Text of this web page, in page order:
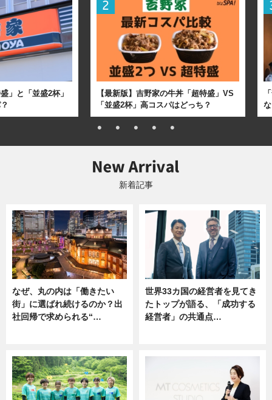
」と「並盛2杯」
【最新版】吉野家の牛丼「超特盛」VS
「並盛2杯」高コスパはどっち？
新着記事
なぜ、丸の内は「働きたい
街」に選ばれ続けるのか？出
社回帰で求められる“…
世界33カ国の経営者を見てき
たトップが語る、「成功する
経営者」の共通点…